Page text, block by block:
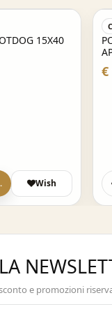
15X40
Wish
€
e promozioni